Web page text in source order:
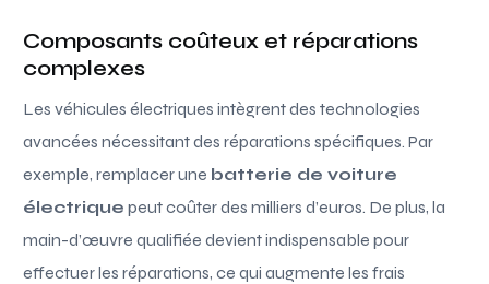
Composants coûteux et réparations
complexes
Les véhicules électriques intègrent des technologies
avancées nécessitant des réparations spécifiques. Par
exemple, remplacer une batterie de voiture
électrique peut coûter des milliers d’euros. De plus, la
main-d’œuvre qualifiée devient indispensable pour
effectuer les réparations, ce qui augmente les frais